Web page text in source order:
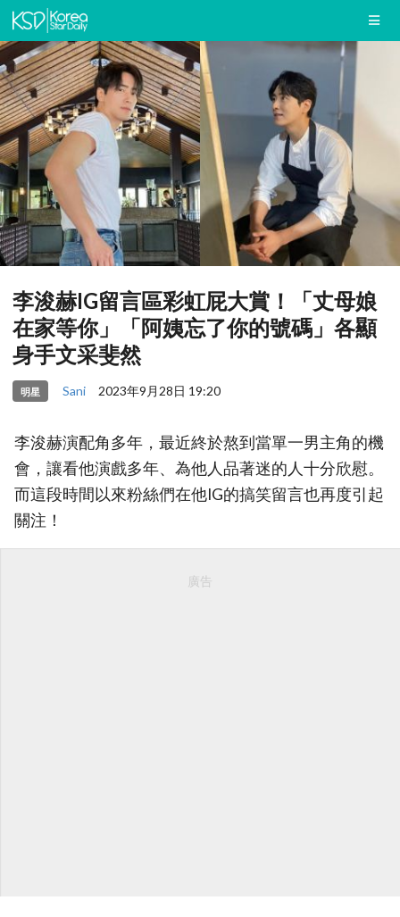
李浚赫IG留言區彩虹屁大賞！「丈母娘
在家等你」「阿姨忘了你的號碼」各顯
身手文采斐然
明星 Sani 2023年9月28日 19:20
李浚赫演配角多年，最近終於熬到當單一男主角的機
會，讓看他演戲多年、為他人品著迷的人十分欣慰。
而這段時間以來粉絲們在他IG的搞笑留言也再度引起
關注！
廣告